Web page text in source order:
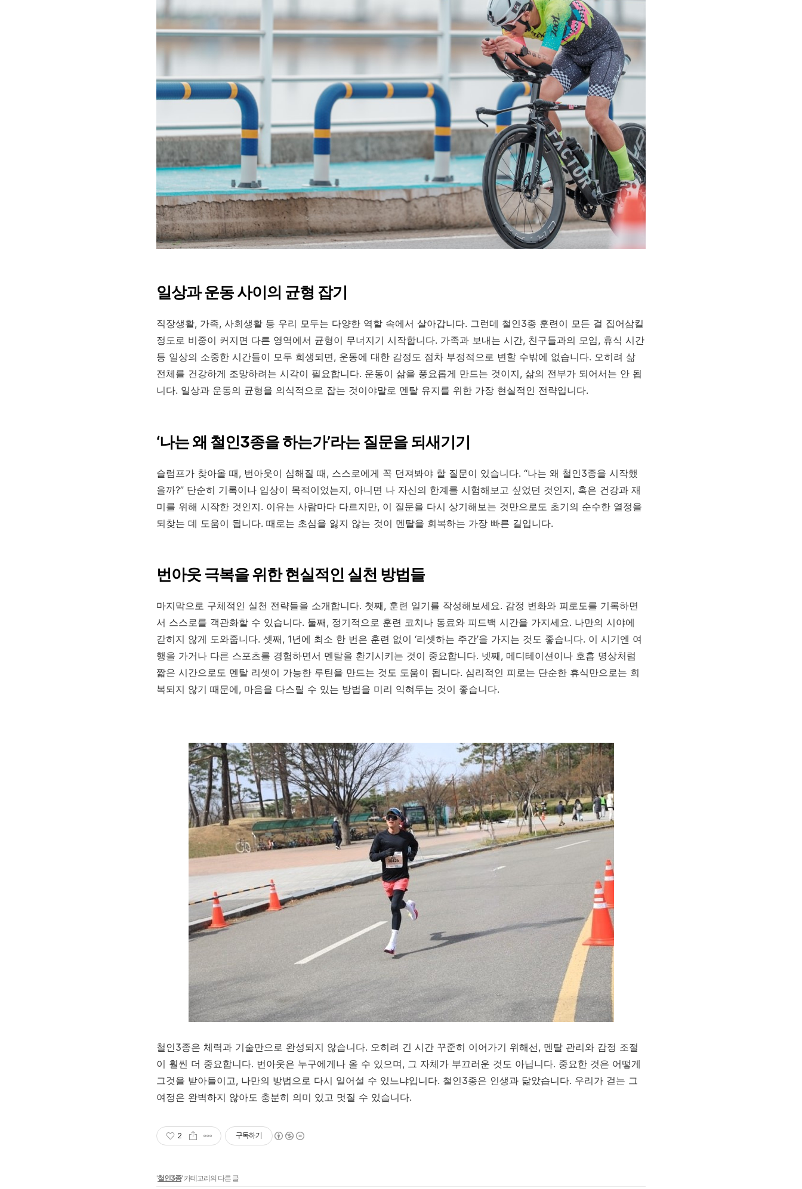
일상과 운동 사이의 균형 잡기
직장생활, 가족, 사회생활 등 우리 모두는 다양한 역할 속에서 살아갑니다. 그런데 철인3종 훈련이 모든 걸 집어삼킬
정도로 비중이 커지면 다른 영역에서 균형이 무너지기 시작합니다. 가족과 보내는 시간, 친구들과의 모임, 휴식 시간
등 일상의 소중한 시간들이 모두 희생되면, 운동에 대한 감정도 점차 부정적으로 변할 수밖에 없습니다. 오히려 삶
전체를 건강하게 조망하려는 시각이 필요합니다. 운동이 삶을 풍요롭게 만드는 것이지, 삶의 전부가 되어서는 안 됩
니다. 일상과 운동의 균형을 의식적으로 잡는 것이야말로 멘탈 유지를 위한 가장 현실적인 전략입니다.
‘나는 왜 철인3종을 하는가’라는 질문을 되새기기
슬럼프가 찾아올 때, 번아웃이 심해질 때, 스스로에게 꼭 던져봐야 할 질문이 있습니다. “나는 왜 철인3종을 시작했
을까?” 단순히 기록이나 입상이 목적이었는지, 아니면 나 자신의 한계를 시험해보고 싶었던 것인지, 혹은 건강과 재
미를 위해 시작한 것인지. 이유는 사람마다 다르지만, 이 질문을 다시 상기해보는 것만으로도 초기의 순수한 열정을
되찾는 데 도움이 됩니다. 때로는 초심을 잃지 않는 것이 멘탈을 회복하는 가장 빠른 길입니다.
번아웃 극복을 위한 현실적인 실천 방법들
마지막으로 구체적인 실천 전략들을 소개합니다. 첫째, 훈련 일기를 작성해보세요. 감정 변화와 피로도를 기록하면
서 스스로를 객관화할 수 있습니다. 둘째, 정기적으로 훈련 코치나 동료와 피드백 시간을 가지세요. 나만의 시야에
갇히지 않게 도와줍니다. 셋째, 1년에 최소 한 번은 훈련 없이 ‘리셋하는 주간’을 가지는 것도 좋습니다. 이 시기엔 여
행을 가거나 다른 스포츠를 경험하면서 멘탈을 환기시키는 것이 중요합니다. 넷째, 메디테이션이나 호흡 명상처럼
짧은 시간으로도 멘탈 리셋이 가능한 루틴을 만드는 것도 도움이 됩니다. 심리적인 피로는 단순한 휴식만으로는 회
복되지 않기 때문에, 마음을 다스릴 수 있는 방법을 미리 익혀두는 것이 좋습니다.
철인3종은 체력과 기술만으로 완성되지 않습니다. 오히려 긴 시간 꾸준히 이어가기 위해선, 멘탈 관리와 감정 조절
이 훨씬 더 중요합니다. 번아웃은 누구에게나 올 수 있으며, 그 자체가 부끄러운 것도 아닙니다. 중요한 것은 어떻게
그것을 받아들이고, 나만의 방법으로 다시 일어설 수 있느냐입니다. 철인3종은 인생과 닮았습니다. 우리가 걷는 그
여정은 완벽하지 않아도 충분히 의미 있고 멋질 수 있습니다.
2 구독하기
'철인3종' 카테고리의 다른 글